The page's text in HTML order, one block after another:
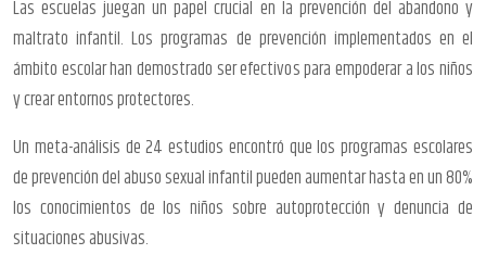
Las escuelas juegan un papel crucial en la prevención del abandono y
maltrato infantil. Los programas de prevención implementados en el
ámbito escolar han demostrado ser efectivos para empoderar a los niños
y crear entornos protectores.
Un meta-análisis de 24 estudios encontró que los programas escolares
de prevención del abuso sexual infantil pueden aumentar hasta en un 80%
los conocimientos de los niños sobre autoprotección y denuncia de
situaciones abusivas.